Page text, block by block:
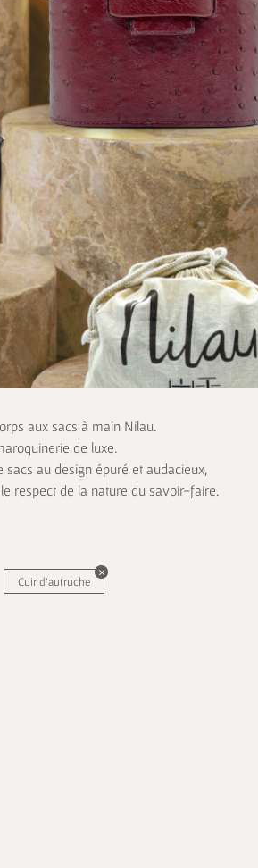
aux sacs à main Nilau.
de luxe.
au design épuré et audacieux,
respect de la nature du savoir-faire.
Cuir d'autruche